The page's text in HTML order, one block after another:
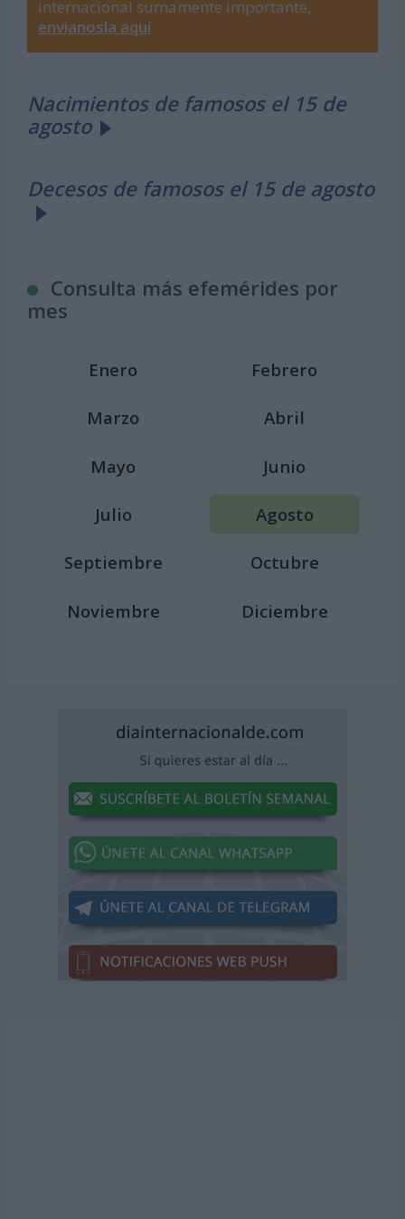
internacional sumamente importante,
envianosla aquí
Nacimientos de famosos el 15 de
agosto
Decesos de famosos el 15 de agosto
Consulta más efemérides por
mes
Enero Febrero
Marzo Abril
Mayo Junio
Julio Agosto
Septiembre Octubre
Noviembre Diciembre